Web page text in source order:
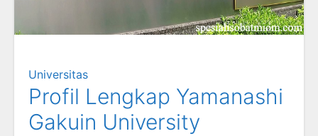
Universitas
Profil Lengkap Yamanashi
Gakuin University